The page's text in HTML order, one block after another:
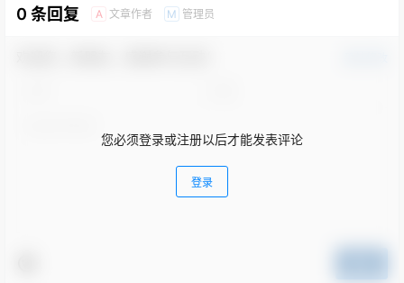
0 条回复 A 文章作者 M 管理员
您必须登录或注册以后才能发表评论
登录